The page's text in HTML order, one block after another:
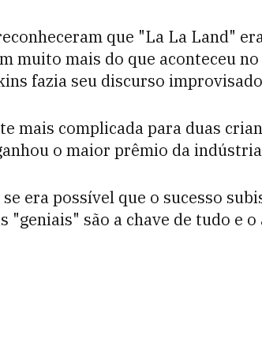
que "La La Land"
muito mais do que aconteceu
fazia seu discurso
mais complicada para duas
o maior prêmio da
era possível que o sucesso
"geniais" são a chave de tudo e